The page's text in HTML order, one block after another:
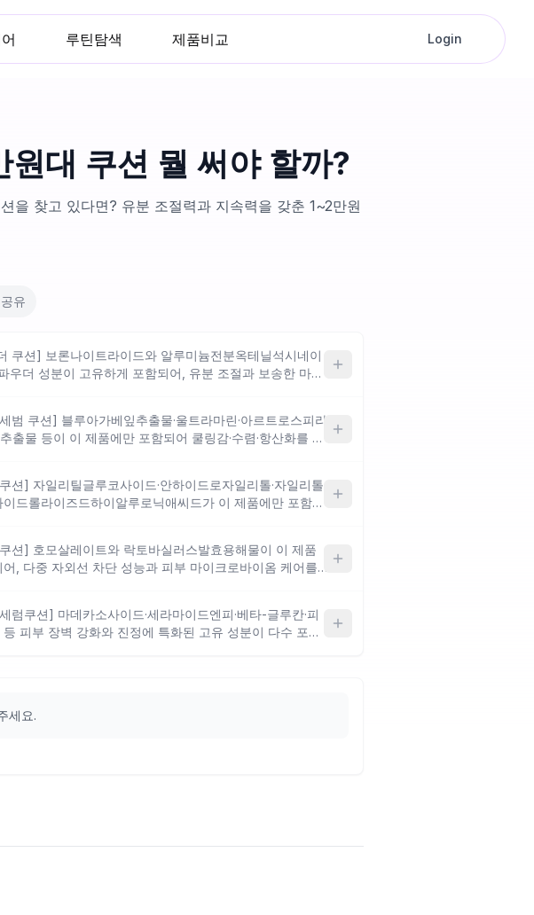
루틴탐색 제품비교 Login
대 쿠션 뭘 써야 할까?
을 찾고 있다면? 유분 조절력과 지속력을 갖춘 1~2만원
공유
쿠션] 보론나이트라이드와 알루미늄전분옥테닐석시네이
우더 성분이 고유하게 포함되어, 유분 조절과 보송한 마무
송한 질감을 원하는 분께 잘 맞을 수 있으며, 건조함을 자
은 마무리감이 다소 뻑뻑하게 느껴질 수 있어요.
범 쿠션] 블루아가베잎추출물·울트라마린·아르트로스피라
출물 등이 이 제품에만 포함되어 쿨링감·수렴·항산화를 조
동시에 원하는 복합성~지성 피부에 어울리며, 극건성이거
감한 피부라면 다양한 추출물 반응을 먼저 확인하는 것이
션] 자일리틸글루코사이드·안하이드로자일리톨·자일리톨
드롤라이즈드하이알루로닉애씨드가 이 제품에만 포함되
보습감 있는 윤기 마무리를 원하는 복합성 피부에 잘 맞을
분 조절을 최우선으로 생각한다면 결광 피부 표현 특성상
션] 호모살레이트와 락토바실러스발효용해물이 이 제품
어, 다중 자외선 차단 성능과 피부 마이크로바이옴 케어를
분께 잘 맞을 수 있으며, 유분 억제나 보송한 마무리를 우
게는 적합하지 않을 수 있어요.
럼쿠션] 마데카소사이드·세라마이드엔피·베타-글루칸·피
등 피부 장벽 강화와 진정에 특화된 고유 성분이 다수 포함
느낄 수 있어요.
세요.